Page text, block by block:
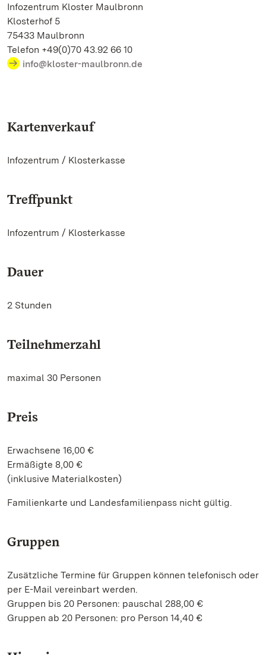
Infozentrum Kloster Maulbronn
Klosterhof 5
75433 Maulbronn
Telefon +49(0)70 43.92 66 10
info@kloster-maulbronn.de
Kartenverkauf
Infozentrum / Klosterkasse
Treffpunkt
Infozentrum / Klosterkasse
Dauer
2 Stunden
Teilnehmerzahl
maximal 30 Personen
Preis
Erwachsene 16,00 €
Ermäßigte 8,00 €
(inklusive Materialkosten)
Familienkarte und Landesfamilienpass nicht gültig.
Gruppen
Zusätzliche Termine für Gruppen können telefonisch oder
per E-Mail vereinbart werden.
Gruppen bis 20 Personen: pauschal 288,00 €
Gruppen ab 20 Personen: pro Person 14,40 €